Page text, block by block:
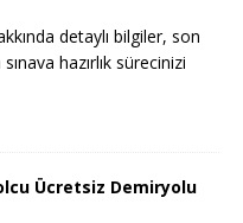
detaylı bilgiler, son
hazırlık sürecinizi
Ücretsiz Demiryolu